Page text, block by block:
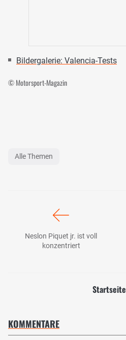
Bildergalerie: Valencia-Tests
© Motorsport-Magazin
Alle Themen
Neslon Piquet jr. ist voll
konzentriert
Startseite
KOMMENTARE